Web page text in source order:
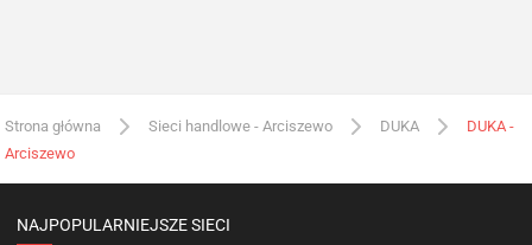
Strona główna Sieci handlowe - Arciszewo DUKA
DUKA -
Arciszewo
NAJPOPULARNIEJSZE SIECI